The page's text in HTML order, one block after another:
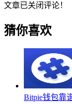
文章已关闭评论！
猜你喜欢
Bitpie钱包靠